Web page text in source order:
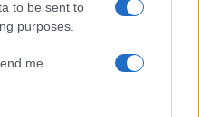
to be sent to
purposes.
me
Βοιωτία: «Από τα
των τελευταίων 50